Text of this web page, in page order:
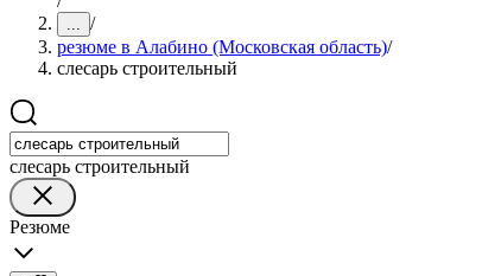
... /
резюме в Алабино (Московская область)/
слесарь строительный
слесарь строительный
Резюме